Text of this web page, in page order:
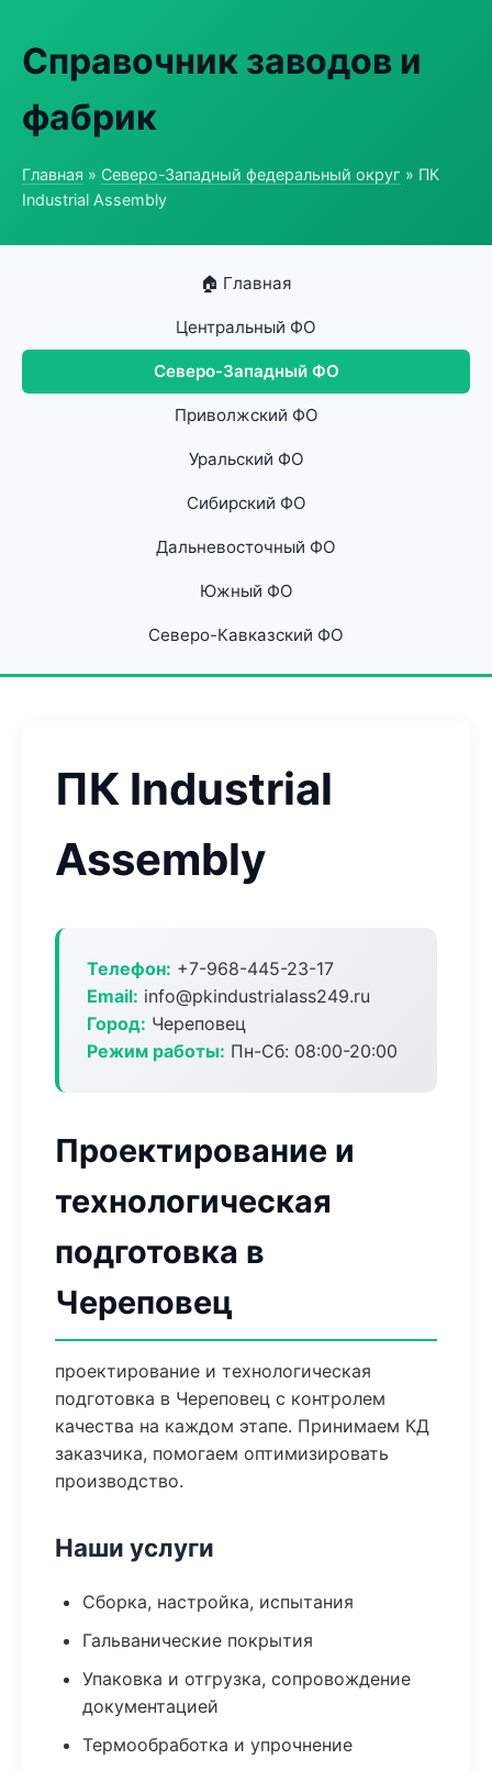
Справочник заводов и
фабрик
Главная » Северо-Западный федеральный округ » ПК
Industrial Assembly
🏠 Главная
Центральный ФО
Северо-Западный ФО
Приволжский ФО
Уральский ФО
Сибирский ФО
Дальневосточный ФО
Южный ФО
Северо-Кавказский ФО
ПК Industrial
Assembly
Телефон: +7-968-445-23-17
Email: info@pkindustrialass249.ru
Город: Череповец
Режим работы: Пн-Сб: 08:00-20:00
Проектирование и
технологическая
подготовка в
Череповец
проектирование и технологическая
подготовка в Череповец с контролем
качества на каждом этапе. Принимаем КД
заказчика, помогаем оптимизировать
производство.
Наши услуги
Сборка, настройка, испытания
Гальванические покрытия
Упаковка и отгрузка, сопровождение
документацией
Термообработка и упрочнение